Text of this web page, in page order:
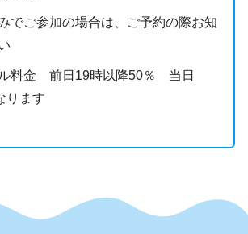
でご参加の場合は、ご予約の際お知
料金 前日19時以降50％ 当日
ります